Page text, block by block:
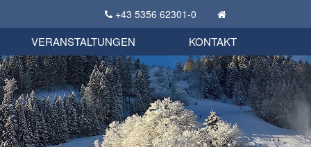
+43 5356 62301-0
KSC Sportgeschichte
Bekleidungsshop
VERANSTALTUNGEN KONTAKT